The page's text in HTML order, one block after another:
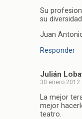
Su
su
Juan
Responder
Julián
30 enero 2012
La mejor
mejor
teatro.